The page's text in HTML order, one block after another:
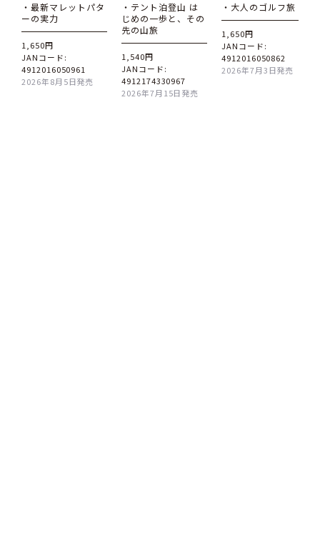
・最新マレットパタ
ーの実力
1,650円
JANコード:
4912016050961
2026年8月5日発売
・テント泊登山 は
じめの一歩と、その
先の山旅
1,540円
JANコード:
4912174330967
2026年7月15日発売
・大人のゴルフ旅
1,650円
JANコード:
4912016050862
2026年7月3日発売